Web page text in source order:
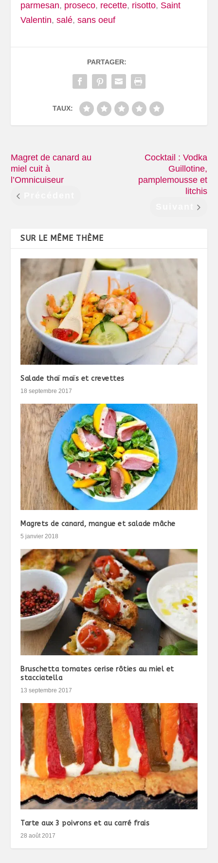
parmesan, proseco, recette, risotto, Saint
Valentin,salé,sans oeuf
PARTAGER:
TAUX:
Magret de canard au
miel cuit à
l’Omnicuiseur
Cocktail : Vodka
Guillotine,
pamplemousse et
litchis
SUR LE MÊME THÈME
Salade thaï maïs et crevettes
18 septembre 2017
Magrets de canard, mangue et salade mâche
5 janvier 2018
Bruschetta tomates cerise rôties au miel et
stacciatella
13 septembre 2017
Tarte aux 3 poivrons et au carré frais
28 août 2017